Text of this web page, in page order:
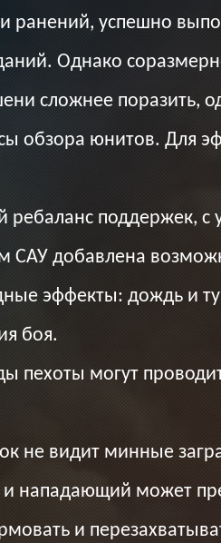
ранений, успешно
Однако
сложнее поразить,
обзора юнитов. Для
ребаланс поддержек, с
САУ добавлена
эффекты: дождь и
боя.
пехоты могут
не видит минные
нападающий может
и